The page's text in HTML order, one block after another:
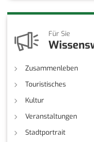
Für Sie
Zusammenleben
Touristisches
Kultur
Veranstaltungen
Stadtportrait